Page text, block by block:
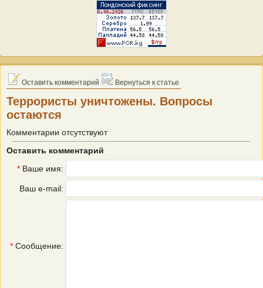
Оставить комментарий Вернуться к статье
Террористы уничтожены. Вопросы
остаются
Комментарии отсутствуют
Оставить комментарий
* Ваше имя:
Ваш e-mail:
* Сообщение: